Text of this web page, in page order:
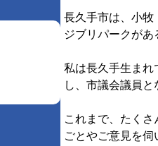
長久手市は、小牧
ジブリパークがあ
私は長久手生まれ
し、市議会議員と
これまで、たくさ
ごとやご意見を